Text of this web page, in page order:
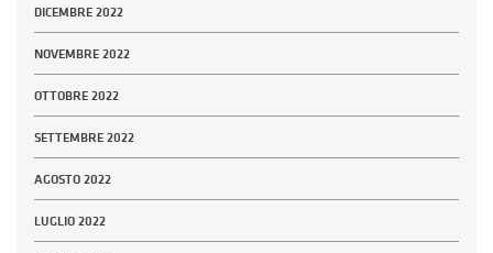
DICEMBRE 2022
NOVEMBRE 2022
OTTOBRE 2022
SETTEMBRE 2022
AGOSTO 2022
LUGLIO 2022